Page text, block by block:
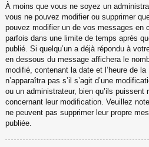
À moins que vous ne soyez un
vous ne pouvez modifier ou supprimer
pouvez modifier un de vos messages en
parfois dans une limite de temps après
publié. Si quelqu’un a déjà répondu à
en dessous du message affichera le
modifié, contenant la date et l’heure de
n’apparaîtra pas s’il s’agit d’une
ou un administrateur, bien qu’ils puissent
concernant leur modification. Veuillez
ne peuvent pas supprimer leur propre
publiée.